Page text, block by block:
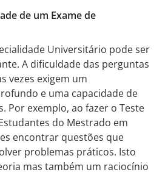
de um Exame de
Universitário pode ser
A dificuldade das perguntas
vezes exigem um
e uma capacidade de
Por exemplo, ao fazer o Teste
do Mestrado em
encontrar questões que
problemas práticos. Isto
mas também um raciocínio